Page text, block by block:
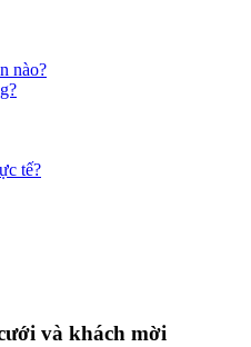
nào?
tế?
và khách mời